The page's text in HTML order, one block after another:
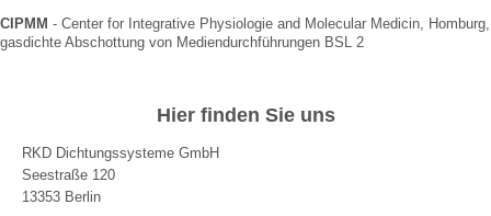
CIPMM - Center for Integrative Physiologie and Molecular Medicin, Homburg,
gasdichte Abschottung von Mediendurchführungen BSL 2
Hier finden Sie uns
RKD Dichtungssysteme GmbH
Seestraße 120
13353 Berlin